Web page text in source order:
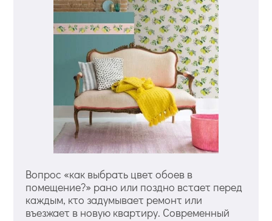
Вопрос «как выбрать цвет обоев в
помещение?» рано или поздно встает перед
каждым, кто задумывает ремонт или
въезжает в новую квартиру. Современный